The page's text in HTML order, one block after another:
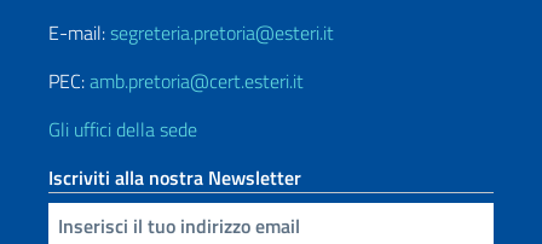
E-mail:segreteria.pretoria@esteri.it
PEC:amb.pretoria@cert.esteri.it
Gli uffici della sede
Iscriviti alla nostra Newsletter
Inserisci la tua email